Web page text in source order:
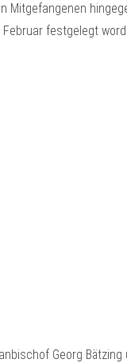
Mitgefangenen
festgelegt
Georg Bätzing